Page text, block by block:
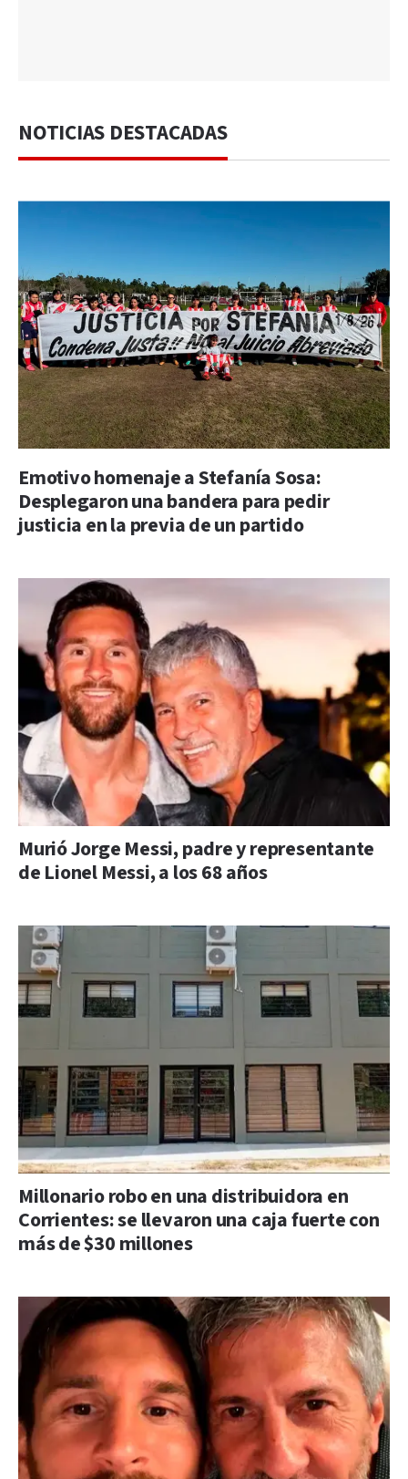
NOTICIAS DESTACADAS
Emotivo homenaje a Stefanía Sosa:
Desplegaron una bandera para pedir
justicia en la previa de un partido
Murió Jorge Messi, padre y representante
de Lionel Messi, a los 68 años
Millonario robo en una distribuidora en
Corrientes: se llevaron una caja fuerte con
más de $30 millones